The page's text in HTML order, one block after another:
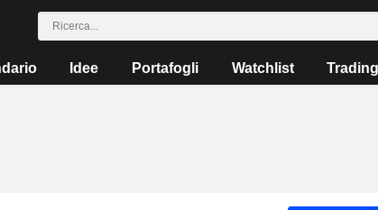
Idee Portafogli Watchlist Trading